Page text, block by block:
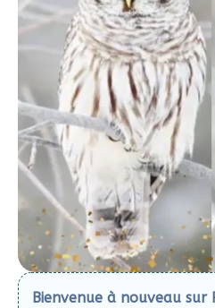
Bienvenue à nouveau sur